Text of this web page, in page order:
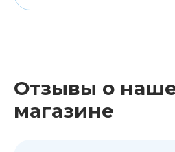
Отзывы о
магазине